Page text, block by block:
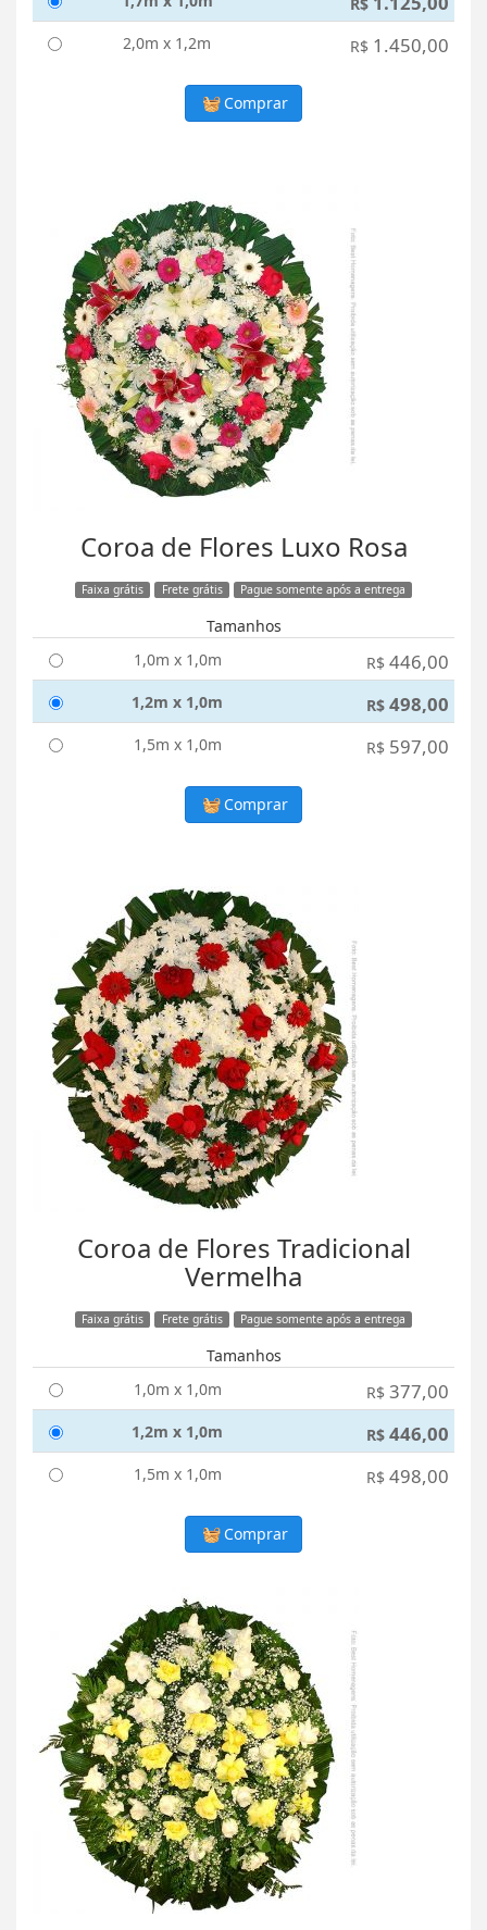
2,0m x 1,2m R$ 1.450,00
Comprar
Coroa de Flores Luxo Rosa
Faixa grátis Frete grátis Pague somente após a entrega
Tamanhos
1,0m x 1,0m
R$ 446,00
1,2m x 1,0m R$ 498,00
1,5m x 1,0m R$ 597,00
Comprar
Coroa de Flores Tradicional
Vermelha
Faixa grátis Frete grátis Pague somente após a entrega
Tamanhos
1,0m x 1,0m
R$ 377,00
1,2m x 1,0m R$ 446,00
1,5m x 1,0m R$ 498,00
Comprar